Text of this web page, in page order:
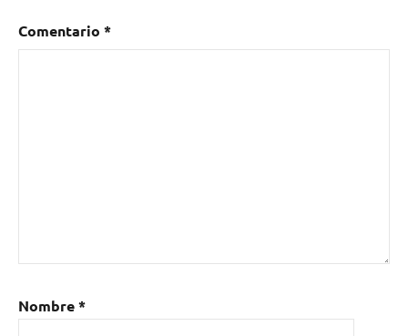
Final
Kaiser,
MCsfreestylers
Comentario *
Nombre*